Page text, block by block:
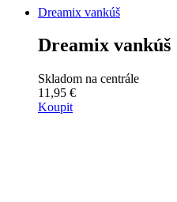
Dreamix vankúš
Dreamix vankúš
Skladom na centrále
11,95 €
Koupit